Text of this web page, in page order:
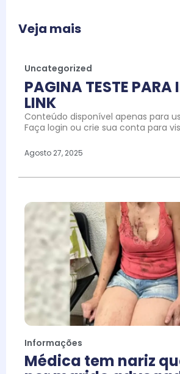
Veja mais
Uncategorized
PAGINA TESTE PARA
LINK
Conteúdo disponível apenas para
Faça login ou crie sua conta para
Agosto 27, 2025
Informações
Médica tem nariz